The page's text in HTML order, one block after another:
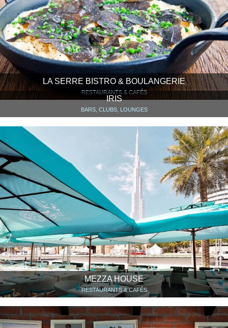
LA SERRE BISTRO & BOULANGERIE
RESTAURANTS & CAFÉS
IRIS
BARS, CLUBS, LOUNGES
MEZZA HOUSE
RESTAURANTS & CAFÉS